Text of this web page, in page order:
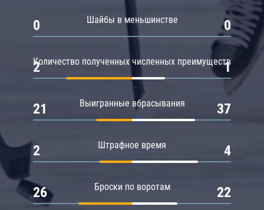
Шайбы в меньшинстве
0 0
Количество полученных численных преимуществ
2 1
Выигранные вбрасывания
21 37
Штрафное время
2 4
Броски по воротам
26 22